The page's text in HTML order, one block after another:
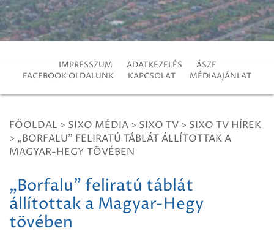
IMPRESSZUM ADATKEZELÉS
ÁSZF
FACEBOOK OLDALUNK
KAPCSOLAT MÉDIAAJÁNLAT
FŐOLDAL > SIXO MÉDIA > SIXO TV > SIXO TV HÍREK
> „BORFALU” FELIRATÚ TÁBLÁT ÁLLÍTOTTAK A
MAGYAR-HEGY TÖVÉBEN
„Borfalu” feliratú táblát
állítottak a Magyar-Hegy
tövében